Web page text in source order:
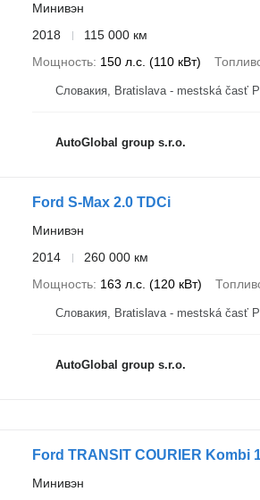
Минивэн
2018
115 000 км
Мощность 150 л.с. (110 кВт)
Словакия, Bratislava - mestská časť
AutoGlobal group s.r.o.
Ford S-Max 2.0 TDCi
Минивэн
2014
260 000 км
Мощность 163 л.с. (120 кВт)
Словакия, Bratislava - mestská časť
AutoGlobal group s.r.o.
Ford TRANSIT COURIER Kombi
Минивэн